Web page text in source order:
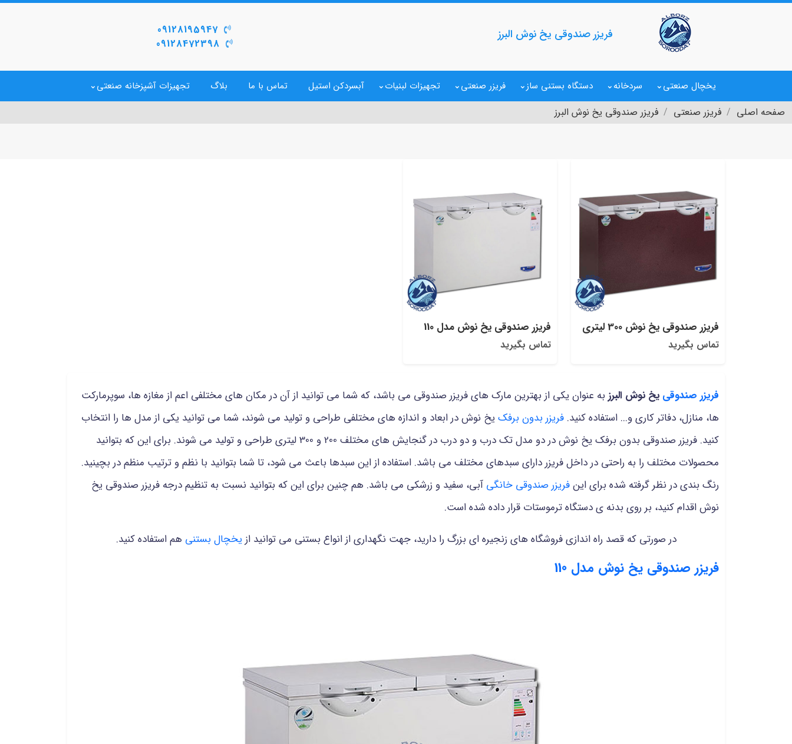
فریزر صندوقی یخ نوش البرز
09128195947
09128472398
یخچال صنعتی سردخانه دستگاه بستنی ساز فریزر صنعتی تجهیزات لبنیات آبسردکن استیل تماس با ما بلاگ تجهیزات آشپزخانه صنعتی
صفحه اصلی فریزر صنعتی فریزر صندوقی یخ نوش البرز
فریزر صندوقی یخ نوش 300 لیتری
تماس بگیرید
فریزر صندوقی یخ نوش مدل 110
تماس بگیرید
فریزر صندوقی یخ نوش البرز به عنوان یکی از بهترین مارک های فریزر صندوقی می باشد، که شما می توانید از آن در مکان های مختلفی اعم از مغازه ها، سوپرمارکت
ها، منازل، دفاتر کاری و... استفاده کنید. فریزر بدون برفک یخ نوش در ابعاد و اندازه های مختلفی طراحی و تولید می شوند، شما می توانید یکی از مدل ها را انتخاب
کنید. فریزر صندوقی بدون برفک یخ نوش در دو مدل تک درب و دو درب در گنجایش های مختلف 200 و 300 لیتری طراحی و تولید می شوند. برای این که بتوانید
محصولات مختلف را به راحتی در داخل فریزر دارای سبدهای مختلف می باشد. استفاده از این سبدها باعث می شود، تا شما بتوانید با نظم و ترتیب منظم در بچینید.
رنگ بندی در نظر گرفته شده برای اینفریزر صندوقی خانگی آبی، سفید و زرشکی می باشد. هم چنین برای این که بتوانید نسبت به تنظیم درجه فریزر صندوقی یخ
نوش اقدام کنید، بر روی بدنه ی دستگاه ترموستات قرار داده شده است.
در صورتی که قصد راه اندازی فروشگاه های زنجیره ای بزرگ را دارید، جهت نگهداری از انواع بستنی می توانید ازیخچال بستنی هم استفاده کنید.
فریزر صندوقی یخ نوش مدل 110